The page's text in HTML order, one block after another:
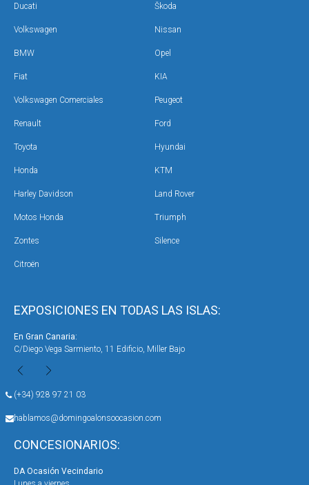
EXPOSICIONES EN TODAS LAS ISLAS:
En Gran Canaria:
C/Diego Vega Sarmiento, 11 Edificio, Miller Bajo
(+34) 928 97 21 03
hablamos@domingoalonsoocasion.com
CONCESIONARIOS:
DA Ocasión Vecindario
Ducati Škoda
Volkswagen Nissan
BMW Opel
Fiat KIA
Volkswagen Comerciales Peugeot
Renault Ford
Toyota Hyundai
Honda KTM
Harley Davidson Land Rover
Motos Honda Triumph
Zontes Silence
Citroën